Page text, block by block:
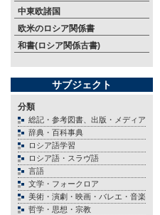
中東欧諸国
欧米のロシア関係書
和書(ロシア関係古書)
サブジェクト
分類
総記・参考図書、出版・メディア
辞典・百科事典
ロシア語学習
ロシア語・スラヴ語
言語
文学・フォークロア
美術・演劇・映画・バレエ・音楽
哲学・思想・宗教